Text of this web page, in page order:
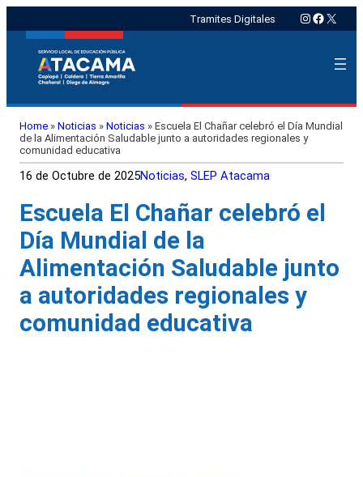
Tramites Digitales Instagram
X
Home » Noticias » Noticias » Escuela El Chañar celebró el Día Mundial
de la Alimentación Saludable junto a autoridades regionales y
comunidad educativa
16 de Octubre de 2025Noticias, SLEP Atacama
Escuela El Chañar celebró el
Día Mundial de la
Alimentación Saludable junto
a autoridades regionales y
comunidad educativa